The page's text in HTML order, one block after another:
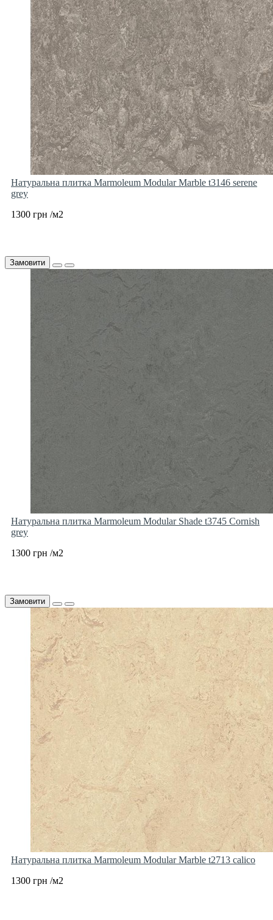
Натуральна плитка Marmoleum Modular Marble t3146 serene
grey
1300 грн /м2
Замовити
Натуральна плитка Marmoleum Modular Shade t3745 Cornish
grey
1300 грн /м2
Замовити
Натуральна плитка Marmoleum Modular Marble t2713 calico
1300 грн /м2